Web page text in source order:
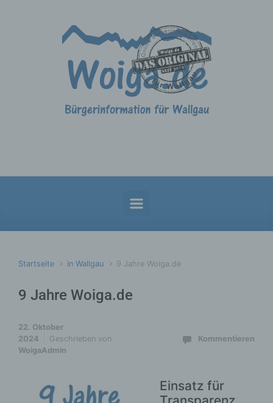
Startseite in Wallgau 9 Jahre Woiga.de
9 Jahre Woiga.de
22. Oktober
2024
Geschrieben von
WoigaAdmin
Kommentieren
Einsatz für